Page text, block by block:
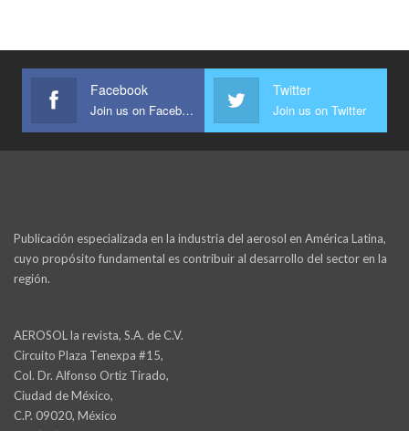
Facebook
Join us on Facebook
Twitter
Join us on Twitter
Publicación especializada en la industria del aerosol en América Latina,
cuyo propósito fundamental es contribuir al desarrollo del sector en la
región.
AEROSOL la revista, S.A. de C.V.
Circuito Plaza Tenexpa #15,
Col. Dr. Alfonso Ortiz Tirado,
Ciudad de México,
C.P. 09020, México